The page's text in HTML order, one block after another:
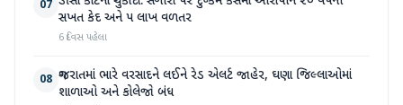
07
સખત કેદ અને ૫ લાખ વળતર
6 દિવસ પહેલા
08 ગુજરાતમાં ભારે વરસાદને લઈને રેડ એલર્ટ જાહેર, ઘણા જિલ્લાઓમાં
શાળાઓ અને કોલેજો બંધ